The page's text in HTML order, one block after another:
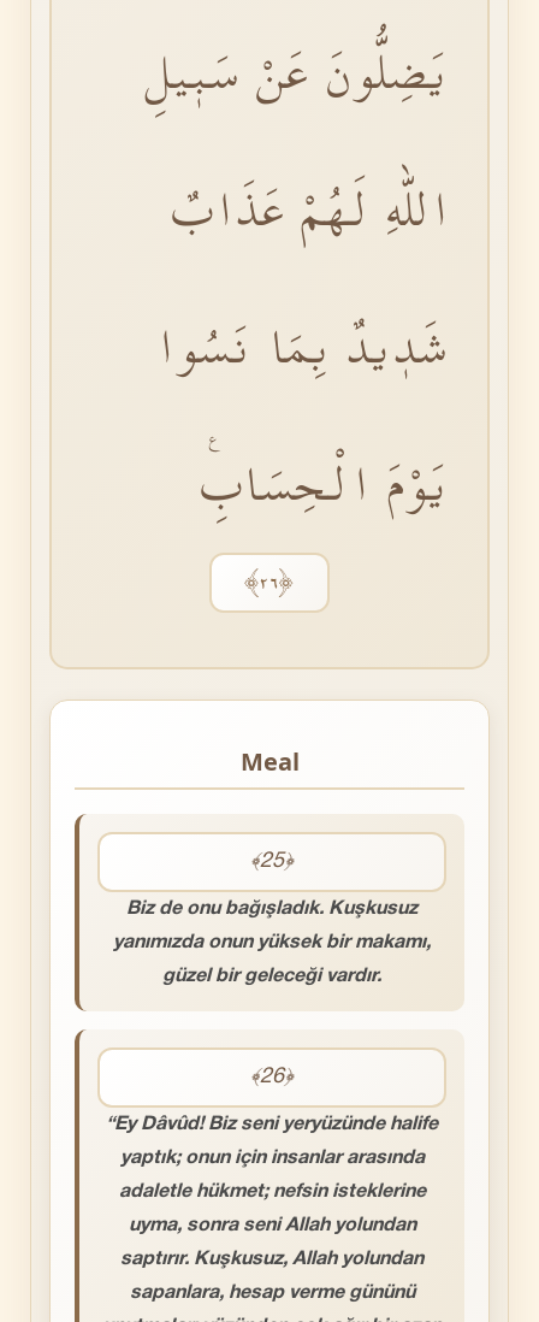
يَضِلُّونَ عَنْ سَبٖيلِ
اللّٰهِ لَهُمْ عَذَابٌ
شَدٖيدٌ بِمَا نَسُوا
يَوْمَ الْحِسَابِࣖ
﴿٢٦﴾
Meal
﴾25﴿
Biz de onu bağışladık. Kuşkusuz
yanımızda onun yüksek bir makamı,
güzel bir geleceği vardır.
﴾26﴿
“Ey Dâvûd! Biz seni yeryüzünde halife
yaptık; onun için insanlar arasında
adaletle hükmet; nefsin isteklerine
uyma, sonra seni Allah yolundan
saptırır. Kuşkusuz, Allah yolundan
sapanlara, hesap verme gününü